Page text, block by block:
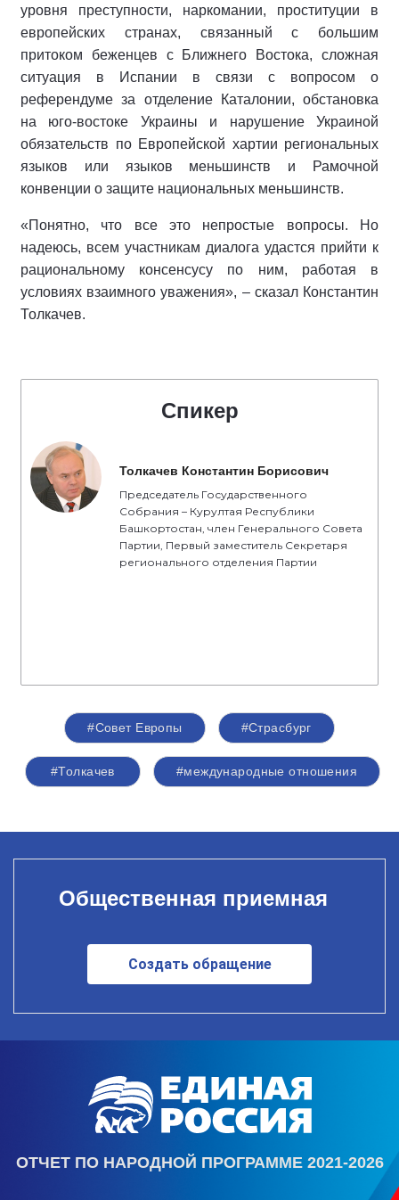
уровня преступности, наркомании, проституции в
европейских странах, связанный с большим
притоком беженцев с Ближнего Востока, сложная
ситуация в Испании в связи с вопросом о
референдуме за отделение Каталонии, обстановка
на юго-востоке Украины и нарушение Украиной
обязательств по Европейской хартии региональных
языков или языков меньшинств и Рамочной
конвенции о защите национальных меньшинств.
«Понятно, что все это непростые вопросы. Но
надеюсь, всем участникам диалога удастся прийти к
рациональному консенсусу по ним, работая в
условиях взаимного уважения», – сказал Константин
Толкачев.
Спикер
Толкачев Константин Борисович
Председатель Государственного
Собрания – Курултая Республики
Башкортостан, член Генерального Совета
Партии, Первый заместитель Секретаря
регионального отделения Партии
#Совет Европы #Страсбург
#Толкачев #международные отношения
Общественная приемная
Создать обращение
ОТЧЕТ ПО НАРОДНОЙ ПРОГРАММЕ 2021-2026